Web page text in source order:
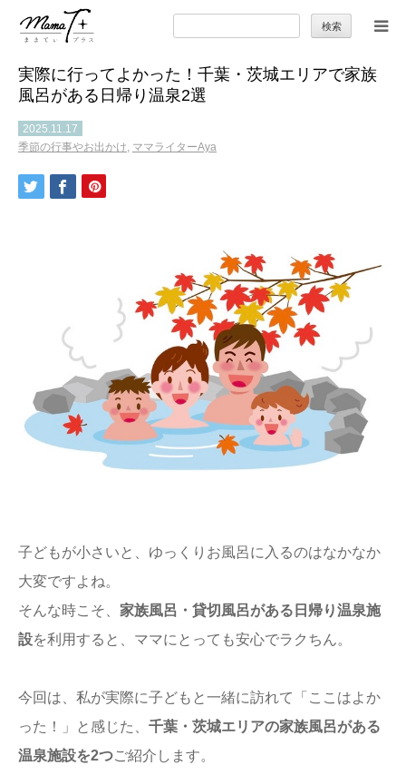
索:
実際に行ってよかった！千葉・茨城エリアで家族
風呂がある日帰り温泉2選
2025.11.17
季節の行事やお出かけ, ママライターAya
子どもが小さいと、ゆっくりお風呂に入るのはなかなか
大変ですよね。
そんな時こそ、 家族風呂・貸切風呂がある日帰り温泉施
設を利用すると、ママにとっても安心でラクちん。
今回は、私が実際に子どもと一緒に訪れて「ここはよか
った！」と感じた、 千葉・茨城エリアの家族風呂がある
温泉施設を2つご紹介します。
トップ
ママのカラダとココロ
セカンドキャリア
季節の行事やお出かけ
特集
ままてぃ編集部